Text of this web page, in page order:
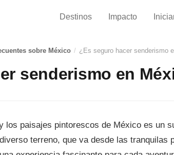
Destinos
Impacto
sobre México / ¿Es seguro hacer senderismo
senderismo en
los paisajes pintorescos de México es un
terreno, que va desde las tranquilas